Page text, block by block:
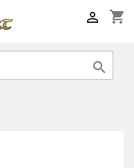
shopping_cart

